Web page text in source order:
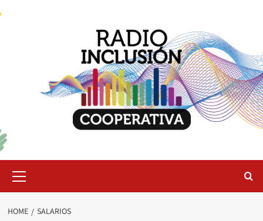
Menu
HOME SALARIOS